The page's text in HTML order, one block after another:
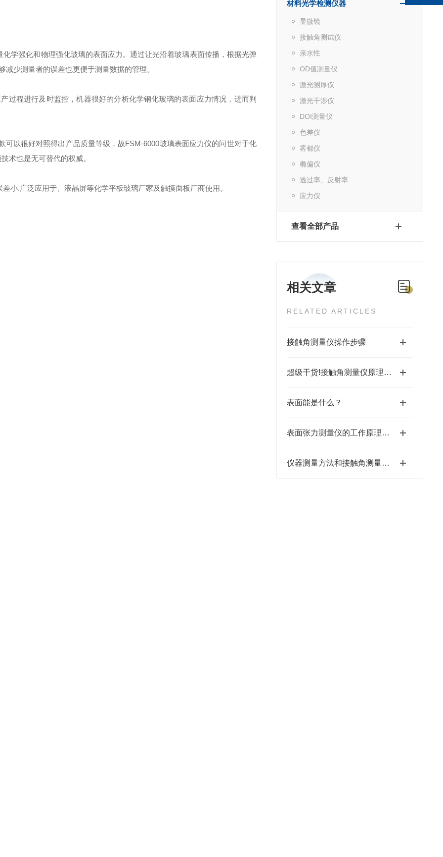
材料光学检测仪器
显微镜
接触角测试仪
亲水性
OD值测量仪
激光测厚仪
激光干涉仪
DOI测量仪
色差仪
雾都仪
椭偏仪
透过率、反射率
应力仪
查看全部产品
相关文章
RELATED ARTICLES
接触角测量仪操作步骤
超级干货!接触角测量仪原理介绍
表面能是什么？
表面张力测量仪的工作原理是基于哪些物理现象
仪器测量方法和接触角测量方法有哪些？
学强化和物理强化玻璃的表面应力。通过让光沿着玻璃表面传播，根据光弹
少测量者的误差也更便于测量数据的管理。
过程进行及时监控，机器很好的分析化学钢化玻璃的表面应力情况，进而判
以很好对照得出产品质量等级，故FSM-6000玻璃表面应力仪的问世对于化
术也是无可替代的权威。
小.广泛应用于、液晶屏等化学平板玻璃厂家及触摸面板厂商使用。